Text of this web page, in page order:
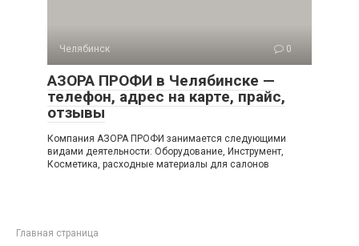
Челябинск 0
АЗОРА ПРОФИ в Челябинске —
телефон, адрес на карте, прайс,
отзывы
Компания АЗОРА ПРОФИ занимается следующими
видами деятельности: Оборудование, Инструмент,
Косметика, расходные материалы для салонов
Главная страница